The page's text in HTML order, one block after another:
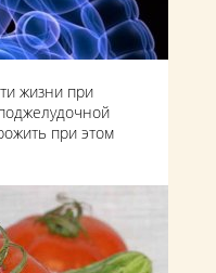
жизни при
при этом